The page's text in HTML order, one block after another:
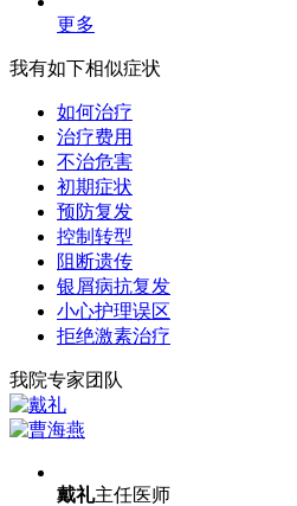
更多
我有如下相似症状
如何治疗
治疗费用
不治危害
初期症状
预防复发
控制转型
阻断遗传
银屑病抗复发
小心护理误区
拒绝激素治疗
我院专家团队
戴礼主任医师